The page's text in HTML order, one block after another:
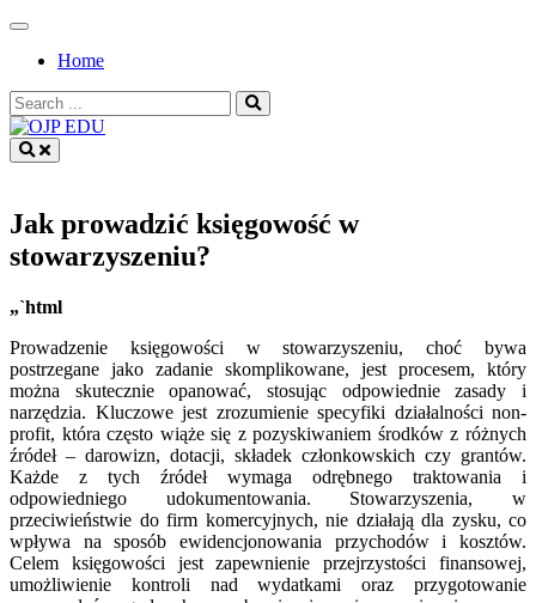
Skip
contentHome
Search
for:
Jak prowadzić księgowość w
stowarzyszeniu?
„`html
Prowadzenie księgowości w stowarzyszeniu, choć bywa
postrzegane jako zadanie skomplikowane, jest procesem, który
można skutecznie opanować, stosując odpowiednie zasady i
narzędzia. Kluczowe jest zrozumienie specyfiki działalności non-
profit, która często wiąże się z pozyskiwaniem środków z różnych
źródeł – darowizn, dotacji, składek członkowskich czy grantów.
Każde z tych źródeł wymaga odrębnego traktowania i
odpowiedniego udokumentowania. Stowarzyszenia, w
przeciwieństwie do firm komercyjnych, nie działają dla zysku, co
wpływa na sposób ewidencjonowania przychodów i kosztów.
Celem księgowości jest zapewnienie przejrzystości finansowej,
umożliwienie kontroli nad wydatkami oraz przygotowanie